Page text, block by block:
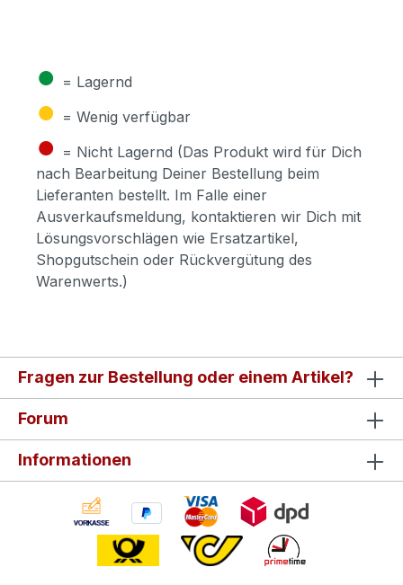
● = Lagernd
● = Wenig verfügbar
● = Nicht Lagernd (Das Produkt wird für Dich
nach Bearbeitung Deiner Bestellung beim
Lieferanten bestellt. Im Falle einer
Ausverkaufsmeldung, kontaktieren wir Dich mit
Lösungsvorschlägen wie Ersatzartikel,
Shopgutschein oder Rückvergütung des
Warenwerts.)
Fragen zur Bestellung oder einem Artikel?
Forum
Informationen